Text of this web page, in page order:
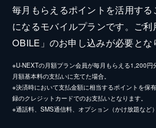
毎月もらえるポイントを活用す
になるモバイルプランです。ご
OBILE」のお申し込みが必要とな
※U-NEXTの月額プラン会員が毎月もらえる1,200
月額基本料の支払いに充てた場合。
※決済時において支払金額に相当するポイントを保
録のクレジットカードでのお支払いとなります。
※通話料、SMS通信料、オプション（かけ放題など